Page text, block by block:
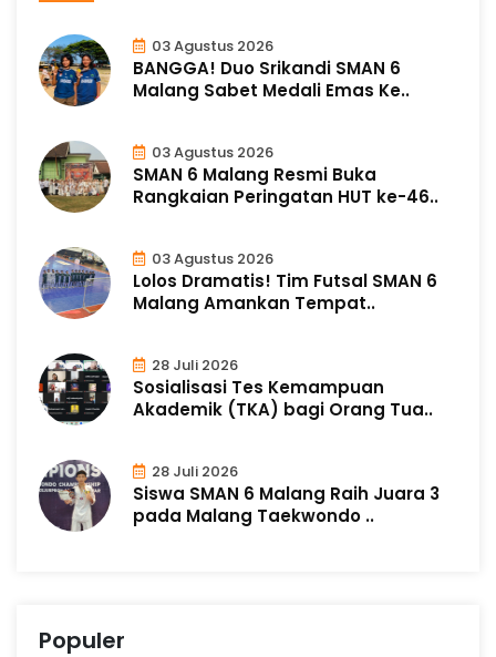
03 Agustus 2026
BANGGA! Duo Srikandi SMAN 6
Malang Sabet Medali Emas Ke..
03 Agustus 2026
SMAN 6 Malang Resmi Buka
Rangkaian Peringatan HUT ke-46..
03 Agustus 2026
Lolos Dramatis! Tim Futsal SMAN 6
Malang Amankan Tempat..
28 Juli 2026
Sosialisasi Tes Kemampuan
Akademik (TKA) bagi Orang Tua..
28 Juli 2026
Siswa SMAN 6 Malang Raih Juara 3
pada Malang Taekwondo ..
Populer